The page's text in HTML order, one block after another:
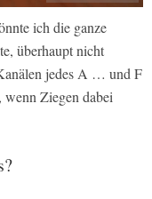
ich die ganze
überhaupt nicht
jedes A … und F
Ziegen dabei